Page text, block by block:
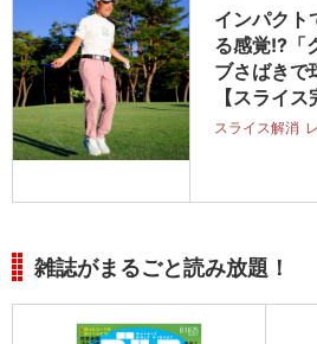
インパクト
る感覚!?「
ブさばきで
【スライ
スライス解消
雑誌がまるごと読み放題！